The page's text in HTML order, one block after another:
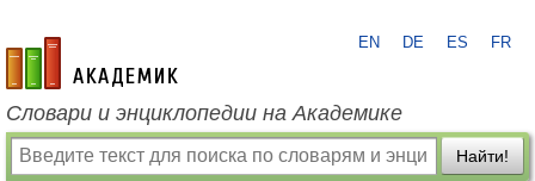
academic.ru
EN DE ES FR
Словари и энциклопедии на Академике
Найти!